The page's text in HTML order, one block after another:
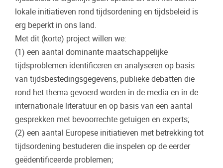
lokale initiatieven rond tijdsordening en tijdsbeleid is
erg beperkt in ons land.
Met dit (korte) project willen we:
(1) een aantal dominante maatschappelijke
tijdsproblemen identificeren en analyseren op basis
van tijdsbestedingsgegevens, publieke debatten die
rond het thema gevoerd worden in de media en in de
internationale literatuur en op basis van een aantal
gesprekken met bevoorrechte getuigen en experts;
(2) een aantal Europese initiatieven met betrekking tot
tijdsordening bestuderen die inspelen op de eerder
geëdentificeerde problemen;